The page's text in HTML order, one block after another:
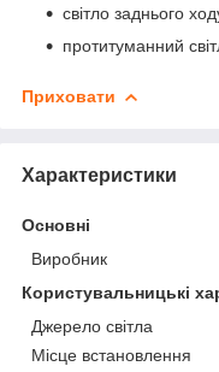
світло заднього
протитуманний
Приховати
Характеристики
Основні
Виробник
Користувальницькі
Джерело світла
Місце встановлення